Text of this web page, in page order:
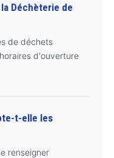
Déchèterie de
de déchets
d'ouverture
t-elle les
renseigner